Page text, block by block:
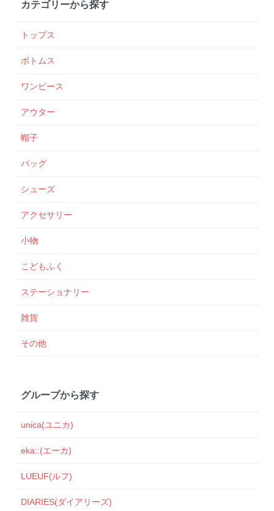
カテゴリーから探す
トップス
ボトムス
ワンピース
アウター
帽子
バッグ
シューズ
アクセサリー
小物
こどもふく
ステーショナリー
雑貨
その他
グループから探す
unica(ユニカ)
eka::(エーカ)
LUEUF(ルフ)
DIARIES(ダイアリーズ)